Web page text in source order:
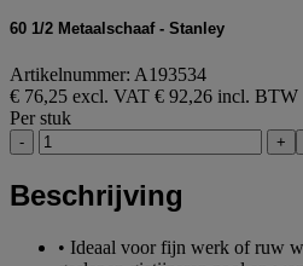
60 1/2 Metaalschaaf - Stanley
Artikelnummer: A193534
€ 76,25 excl. VAT € 92,26 incl. BTW
Per stuk
- +
Beschrijving
• Ideaal voor fijn werk of ruw